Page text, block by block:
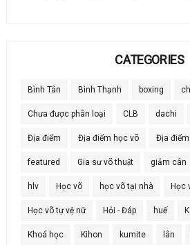
CATEGORIES
Bình Tân Bình Thạnh boxing
Chưa được phân loại CLB dachi
Địa điểm Địa điểm học võ Địa
featured Gia sư võ thuật giảm cân
hlv Học võ học võ tại nhà Học
Học võ tự vệ nữ Hỏi - Đáp huế
Khoá học Kihon kumite lân